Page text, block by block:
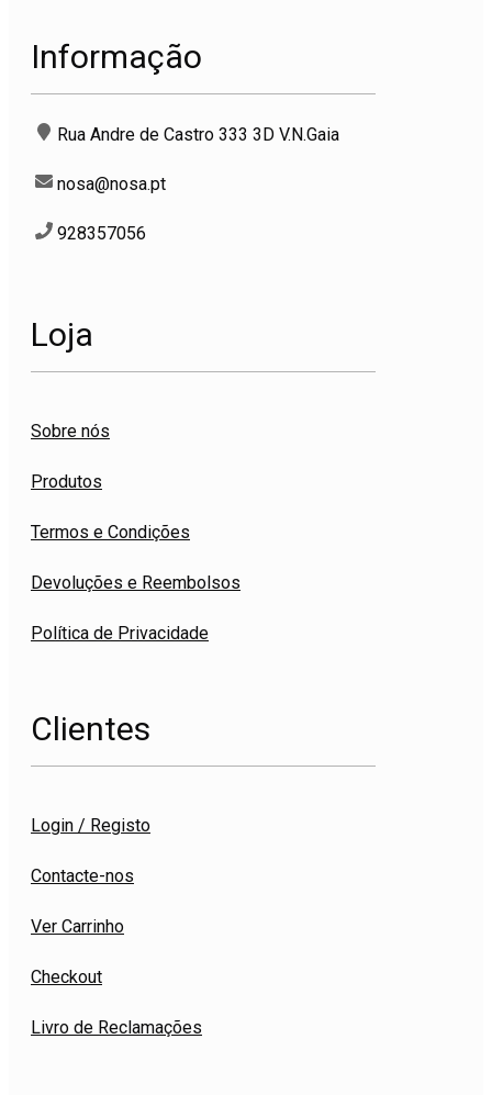
Informação
Rua Andre de Castro 333 3D V.N.Gaia
nosa@nosa.pt
928357056
Loja
Sobre nós
Produtos
Termos e Condições
Devoluções e Reembolsos
Política de Privacidade
Clientes
Login / Registo
Contacte-nos
Ver Carrinho
Checkout
Livro de Reclamações